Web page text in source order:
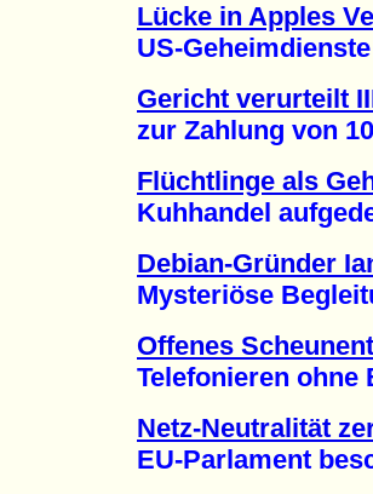
Lücke in Apples
US-Geheimdienste
Gericht verurteilt
zur Zahlung von
Flüchtlinge als
Kuhhandel
Debian-Gründer
Mysteriöse
Offenes
Telefonieren ohne
Netz-Neutralität
EU-Parlament